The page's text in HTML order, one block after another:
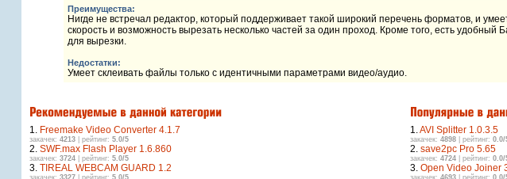
Преимущества:
Нигде не встречал редактор, который поддерживает такой широкий перечень форматов, и
скорость и возможность вырезать несколько частей за один проход. Кроме того, есть удобный
для вырезки.
Недостатки:
Умеет склеивать файлы только с идентичными параметрами видео/аудио.
1. Freemake Video Converter 4.1.7
закачек: 4213 | рейтинг: 5.0/5
2. SWF.max Flash Player 1.6.860
закачек: 3724 | рейтинг: 5.0/5
3. TIREAL WEBCAM GUARD 1.2
закачек: 3327 | рейтинг: 5.0/5
1.AVI Splitter 1.0.3.5
закачек: 4898 | рейтинг: 0.0/
2. save2pc Pro 5.65
закачек: 4724 | рейтинг: 0.0/
3. Open Video Joiner
закачек: 4693 | рейтинг: 0.0/